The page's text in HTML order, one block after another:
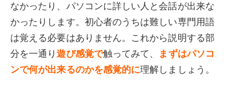
なかったり、パソコンに詳しい人と会話が出来な
かったりします。初心者のうちは難しい専門用語
は覚える必要はありません。これから説明する部
分を一通り遊び感覚で触ってみて、
まずはパソコ
ンで何が出来るのかを感覚的に理解しましょう。